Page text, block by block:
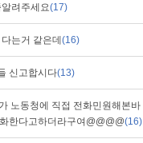
려주세요(17)
는거 같은데 (16)
신고합시다(13)
노동청에 직접 전화민원해본바
한다고하더라구여@@@@(16)